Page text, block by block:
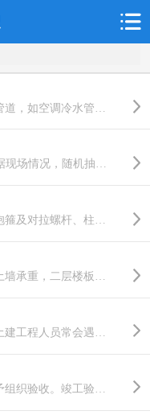
1.2.1钢筋混凝土构件碳化深度的检测根据现场情况，随机抽取有代表性的测点对构件的混凝土碳化深度进行检测..……
模板工程：支撑不牢固、未按规定安设抱箍及对拉螺杆、柱墙模板垂直度超差、模板变形、模板拼缝不密实、模..……